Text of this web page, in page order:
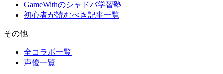
GameWithのシャドバ学習塾
初心者が読むべき記事一覧
その他
全コラボ一覧
声優一覧